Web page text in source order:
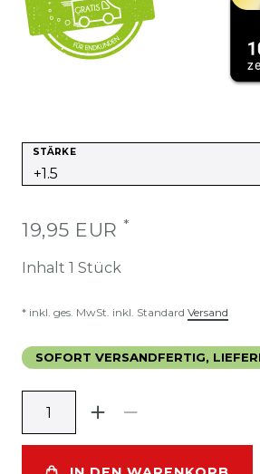
STÄRKE
19,95 EUR *
Inhalt 1 Stück
* inkl. ges. MwSt. inkl. Standard Versand
SOFORT VERSANDFERTIG,